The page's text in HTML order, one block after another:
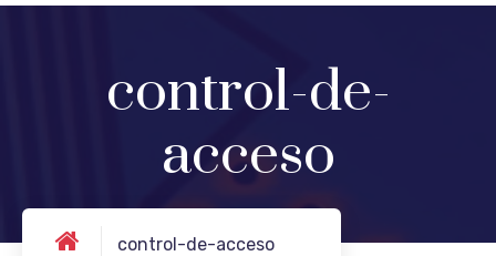
control-de-
acceso
control-de-acceso